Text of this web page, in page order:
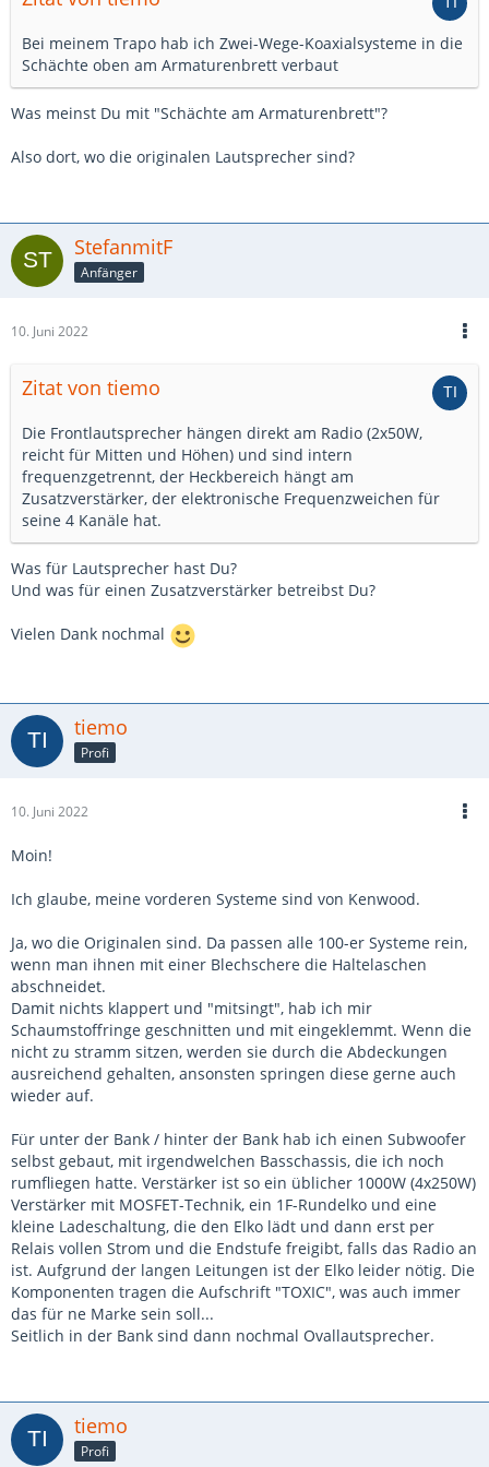
Bei meinem Trapo hab ich Zwei-Wege-Koaxialsysteme in die
Schächte oben am Armaturenbrett verbaut
Was meinst Du mit "Schächte am Armaturenbrett"?
Also dort, wo die originalen Lautsprecher sind?
StefanmitF
Anfänger
10. Juni 2022
Zitat von tiemo
Die Frontlautsprecher hängen direkt am Radio (2x50W,
reicht für Mitten und Höhen) und sind intern
frequenzgetrennt, der Heckbereich hängt am
Zusatzverstärker, der elektronische Frequenzweichen für
seine 4 Kanäle hat.
Was für Lautsprecher hast Du?
Und was für einen Zusatzverstärker betreibst Du?
Vielen Dank nochmal
tiemo
Profi
10. Juni 2022
Moin!
Ich glaube, meine vorderen Systeme sind von Kenwood.
Ja, wo die Originalen sind. Da passen alle 100-er Systeme rein,
wenn man ihnen mit einer Blechschere die Haltelaschen
abschneidet.
Damit nichts klappert und "mitsingt", hab ich mir
Schaumstoffringe geschnitten und mit eingeklemmt. Wenn die
nicht zu stramm sitzen, werden sie durch die Abdeckungen
ausreichend gehalten, ansonsten springen diese gerne auch
wieder auf.
Für unter der Bank / hinter der Bank hab ich einen Subwoofer
selbst gebaut, mit irgendwelchen Basschassis, die ich noch
rumfliegen hatte. Verstärker ist so ein üblicher 1000W (4x250W)
Verstärker mit MOSFET-Technik, ein 1F-Rundelko und eine
kleine Ladeschaltung, die den Elko lädt und dann erst per
Relais vollen Strom und die Endstufe freigibt, falls das Radio an
ist. Aufgrund der langen Leitungen ist der Elko leider nötig. Die
Komponenten tragen die Aufschrift "TOXIC", was auch immer
das für ne Marke sein soll...
Seitlich in der Bank sind dann nochmal Ovallautsprecher.
tiemo
Profi